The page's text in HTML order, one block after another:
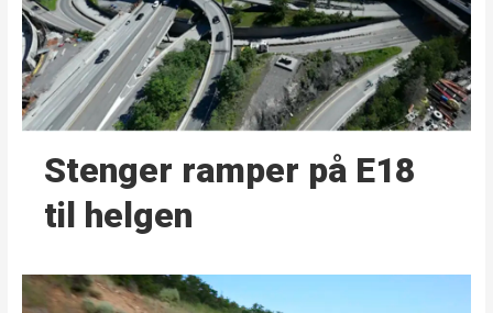
Stenger ramper på E18
til helgen